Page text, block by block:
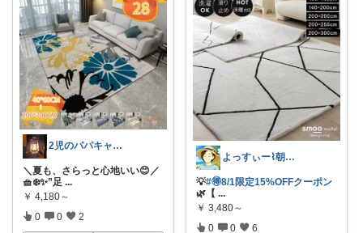
2児のパパキャンパー
＼夏も、さらっと心地いい😊／
🧺❄️✨”足 ...
￥ 4,180～
0 0 2
よっすぃー⌇朝コレ☀楽しい暮らし😇
💡#🉐8/1限定15%OFFクーポン
🌿【 ...
￥ 3,480～
0 0 6